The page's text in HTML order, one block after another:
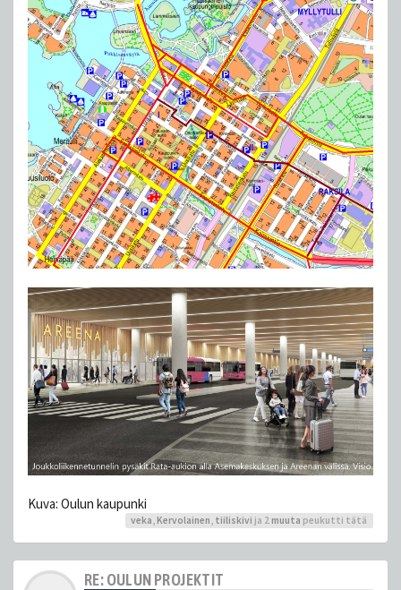
Kuva: Oulun kaupunki
veka Kervolainen tiiliskivi ja 2 muuta peukutti tätä
RE: OULUN PROJEKTIT